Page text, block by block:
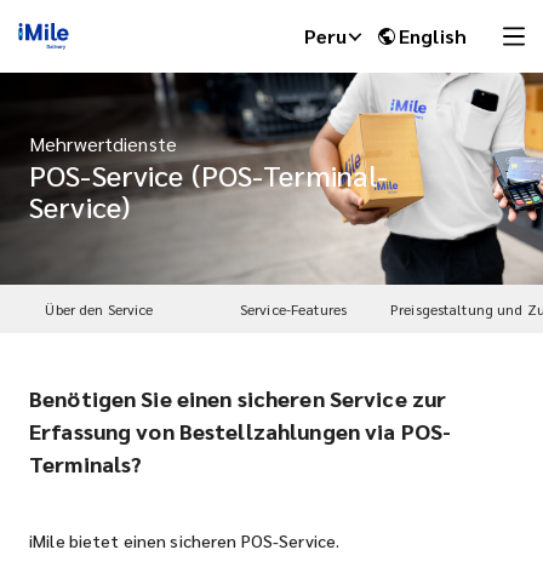
Peru English
Mehrwertdienste
POS-Service (POS-Terminal-
Service)
Über den Service Service-Features
Benötigen Sie einen sicheren Service zur
Erfassung von Bestellzahlungen via POS-
Terminals?
iMile bietet einen sicheren POS-Service.
iMile Chat